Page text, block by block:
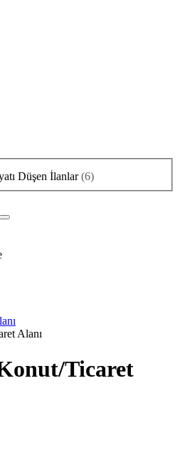
Düşen İlanlar (6)
Alanı
Ticaret